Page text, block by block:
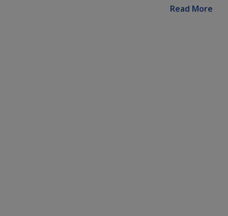
Read More